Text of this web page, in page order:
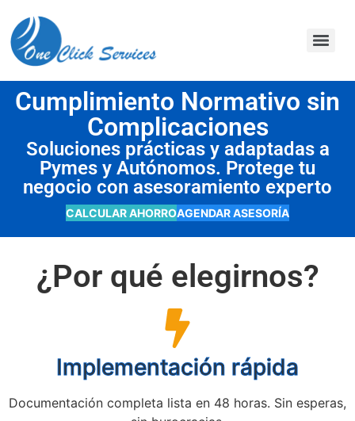
Cumplimiento Normativo sin
Complicaciones
Soluciones prácticas y adaptadas a
Pymes y Autónomos. Protege tu
negocio con asesoramiento experto
CALCULAR AHORROAGENDAR ASESORÍA
¿Por qué elegirnos?
Implementación rápida
Documentación completa lista en 48 horas. Sin esperas,